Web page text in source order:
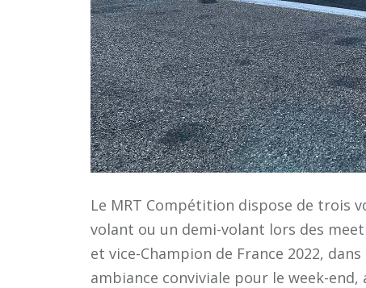
Le MRT Compétition dispose de trois
volant ou un demi-volant lors des
et vice-Champion de France 2022,
ambiance conviviale pour le week-